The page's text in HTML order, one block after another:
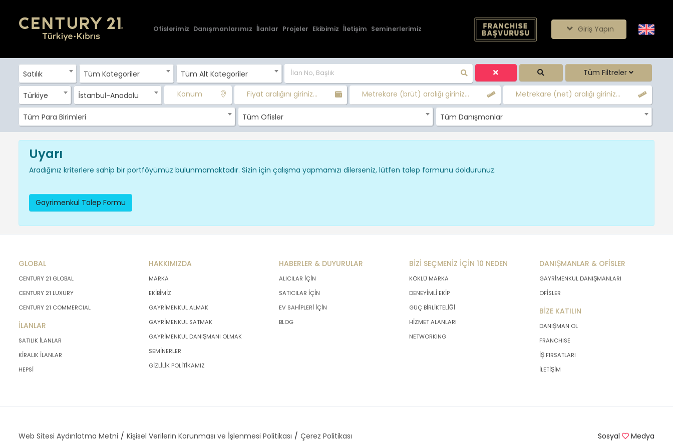
Ofislerimiz Danışmanlarımız İlanlar Projeler Ekibimiz İletişim Seminerlerimiz Giriş Yapın
Satılık Tüm Kategoriler Tüm Alt Kategoriler Tüm Filtreler
Türkiye İstanbul-Anadolu Konum Fiyat aralığını giriniz... Metrekare (brüt) aralığı giriniz... Metrekare (net) aralığı giriniz...
Tüm Para Birimleri Tüm Ofisler Tüm Danışmanlar
Uyarı
Aradığınız kriterlere sahip bir portföyümüz bulunmamaktadır. Sizin için çalışma yapmamızı dilerseniz, lütfen talep formunu doldurunuz.
Gayrimenkul Talep Formu
GLOBAL
CENTURY 21 GLOBAL
CENTURY 21 LUXURY
CENTURY 21 COMMERCIAL
İLANLAR
SATILIK İLANLAR
KİRALIK İLANLAR
HEPSİ
HAKKIMIZDA
MARKA
EKİBİMİZ
GAYRİMENKUL ALMAK
GAYRİMENKUL SATMAK
GAYRİMENKUL DANIŞMANI OLMAK
SEMİNERLER
GİZLİLİK POLİTİKAMIZ
HABERLER & DUYURULAR
ALICILAR İÇİN
SATICILAR İÇİN
EV SAHİPLERİ İÇİN
BLOG
BİZİ SEÇMENİZ İÇİN 10 NEDEN
KÖKLÜ MARKA
DENEYİMLİ EKİP
GÜÇ BİRLİKTELİĞİ
HİZMET ALANLARI
NETWORKING
DANIŞMANLAR & OFİSLER
GAYRİMENKUL DANIŞMANLARI
OFİSLER
BİZE KATILIN
DANIŞMAN OL
FRANCHISE
İŞ FIRSATLARI
İLETİŞİM
Web Sitesi Aydınlatma Metni Kişisel Verilerin Korunması ve İşlenmesi Politikası Çerez Politikası Sosyal Medya